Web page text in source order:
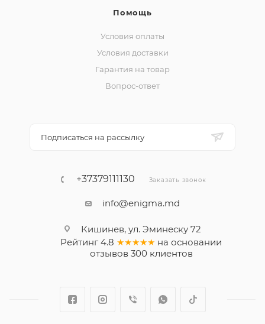
Помощь
Условия оплаты
Условия доставки
Гарантия на товар
Вопрос-ответ
Подписаться на рассылку
+37379111130 Заказать звонок
info@enigma.md
Кишинев, ул. Эминеску 72
Рейтинг 4.8 ★★★★★ на основании
отзывов 300клиентов